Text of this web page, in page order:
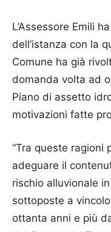
L’Assessore Emili
dell’istanza con la
Comune ha già
domanda volta ad
Piano di assetto
motivazioni fatte
“Tra queste ragioni
adeguare il
rischio alluvionale
sottoposte a
ottanta anni e più